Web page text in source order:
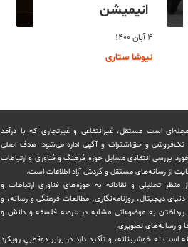
انیمیشن
۴ آبان ۱۴۰۰
نیوشا ستاری
مجله‌ای است مستقل، غیرانتفاعی و غیرتجاری که با درآمد
تک‌فروشی و حق‌اشتراک و آگهی اداره می‌شود. ‏هدف اصلی
بررسی انتقادی مسایل حوزه فرهنگ و فناوری و ارتباطات
از رسانه‌های مستقل و‌ گردش ‏آزاد اطلاعات است.
از منظر تحلیلی و نقادانه به حوزه‌های فناوری ارتباطات و
دنیای دیجیتال، روزنامه‌نگاری، ‏مطالعات فرهنگی و رسانه، و
پرداختن به موضوعاتی مشابه در عرصه فلسفه و دانش و
و رسانه‌های تصویری.
است نه خوشبینانه، و تأکید دارد ‏در برابر دوقطبیِ رویکرد